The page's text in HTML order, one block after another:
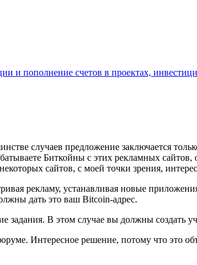
и пополнение счетов в проектах,
случаев предложение заключается
Биткойны с этих рекламных
сайтов, с моей точки зрения,
рекламу, устанавливая новые
дать это ваш Bitcoin-адрес.
задания. В этом случае вы должны создать
Интересное решение, потому что это